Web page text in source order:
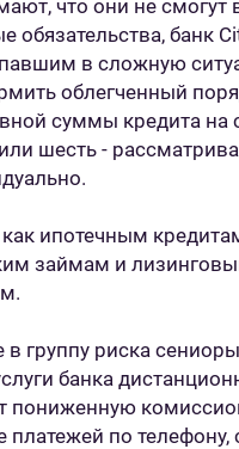
что они не смогут
обязательства, банк
в сложную
облегченный
суммы кредита на
шесть -
ипотечным
займам и
группу риска
банка
пониженную
платежей по телефону,